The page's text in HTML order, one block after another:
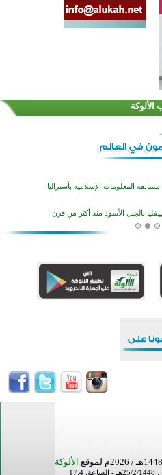
الألوكة
في بينزا وساراتوف وموردوفيا هذا العام
وتلاوة القرآن الكريم في أزناكاييف
بمشاركة 3000 متسابق
جديد في أجواء إيمانية مميزة
في بينزا وساراتوف وموردوفيا هذا العام
الألوكة